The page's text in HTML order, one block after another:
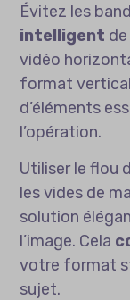
Évitez les
intelligent
vidéo
format
d’éléments
l’opération.
Utiliser le flou
les vides de
solution
l’image. Cela
votre format
sujet.